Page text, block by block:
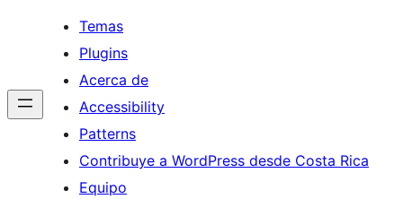
Temas
Plugins
Acerca de
Accessibility
Patterns
Contribuye a WordPress desde Costa Rica
Equipo